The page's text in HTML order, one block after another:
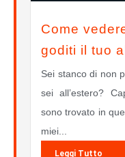
Come
goditi il tuo
Sei stanco di non
sei all’estero?
sono trovato in
miei...
Leggi Tutto